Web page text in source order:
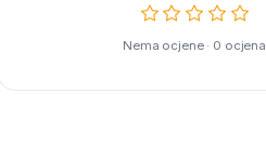
Nema ocjene · 0 ocjena